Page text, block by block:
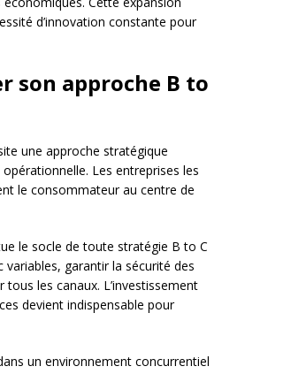
d’innovation constante pour
son approche B to
une approche stratégique
Les entreprises les
le consommateur au centre de
le socle de toute stratégie B to C
garantir la sécurité des
les canaux. L’investissement
devient indispensable pour
un environnement concurrentiel